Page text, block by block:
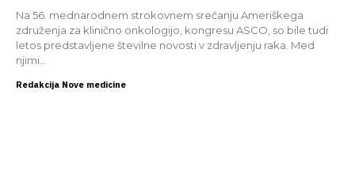
Na 56. mednarodnem strokovnem srečanju Ameriškega
združenja za klinično onkologijo, kongresu ASCO, so bile tudi
letos predstavljene številne novosti v zdravljenju raka. Med
njimi...
Redakcija Nove medicine